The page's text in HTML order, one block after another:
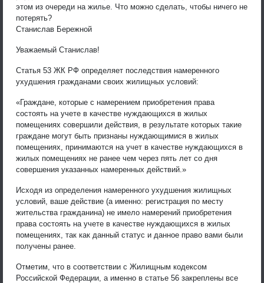
этом из очереди на жилье. Что можно сделать, чтобы ничего не
потерять?
Станислав Бережной
Уважаемый Станислав!
Статья 53 ЖК РФ определяет последствия намеренного
ухудшения гражданами своих жилищных условий:
«Граждане, которые с намерением приобретения права
состоять на учете в качестве нуждающихся в жилых
помещениях совершили действия, в результате которых такие
граждане могут быть признаны нуждающимися в жилых
помещениях, принимаются на учет в качестве нуждающихся в
жилых помещениях не ранее чем через пять лет со дня
совершения указанных намеренных действий.»
Исходя из определения намеренного ухудшения жилищных
условий, ваше действие (а именно: регистрация по месту
жительства гражданина) не имело намерений приобретения
права состоять на учете в качестве нуждающихся в жилых
помещениях, так как данный статус и данное право вами были
получены ранее.
Отметим, что в соответствии с Жилищным кодексом
Российской Федерации, а именно в статье 56 закреплены все